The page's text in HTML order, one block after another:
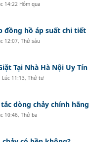
14:22 Hôm qua
đồng hồ áp suất chi tiết
12:07, Thứ sáu
Tại Nhà Hà Nội Uy Tín
Lúc 11:13, Thứ tư
dòng chảy chính hãng
10:46, Thứ ba